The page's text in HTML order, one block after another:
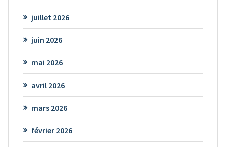
juillet 2026
juin 2026
mai 2026
avril 2026
mars 2026
février 2026